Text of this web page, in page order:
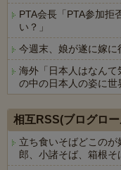
PTA会長「PTA参加拒
い？」
今週末、娘が遂に嫁に
海外「日本人はなん
の中の日本人の姿に世
相互RSS(ブログロ
立ち食いそばどこの
郎、小諸そば、箱根